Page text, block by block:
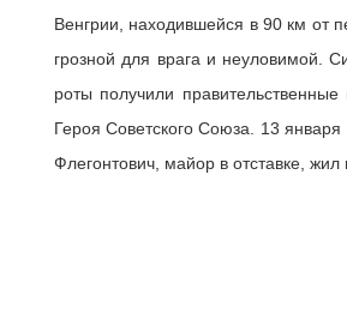
Венгрии, находившейся в 90 км от
грозной для врага и неуловимой.
роты получили
Героя Советского Союза. 13
Флегонтович, майор в отставке,